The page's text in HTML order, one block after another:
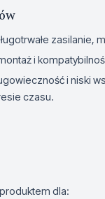
zasilanie,
i
i niski
czasu.
dla: